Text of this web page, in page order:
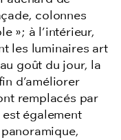
colonnes
»; à l’intérieur,
les luminaires art
goût du jour, la
d’améliorer
remplacés par
est également